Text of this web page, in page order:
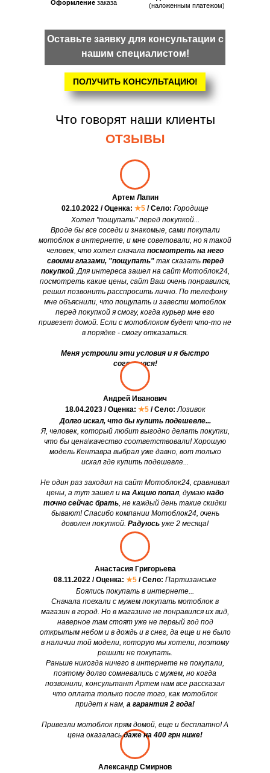
Оформление заказа
(наложенным платежом)
ПОЛУЧИТЬ КОНСУЛЬТАЦИЮ!
Оставьте заявку для консультации с
нашим специалистом!
Что говорят наши клиенты
ОТЗЫВЫ
Хотел "пощупать" перед покупкой...
Вроде бы все соседи и знакомые, сами покупали
мотоблок в интернете, и мне советовали, но я такой
человек, что хотел сначала посмотреть на него
своими глазами, "пощупать"так сказать перед
покупкой. Для интереса зашел на сайт Мотоблок24,
посмотреть какие цены, сайт Ваш очень понравился,
решил позвонить расспросить лично. По телефону
мне объяснили, что пощупать и завести мотоблок
перед покупкой я смогу, когда курьер мне его
привезет домой. Если с мотоблоком будет что-то не
в порядке - смогу отказаться.
Меня устроили эти условия и я быстро
согласился!
Артем Лапин
02.10.2022 / Оценка: ★5 / Село: Городище
Александр Смирнов
Боялись покупать в интернете...
Сначала поехали с мужем покупать мотоблок в
магазин в город. Но в магазине не понравился их вид,
наверное там стоят уже не первый год под
открытым небом и в дождь и в снег, да еще и не было
в наличии той модели, которую мы хотели, поэтому
решили не покупать.
Раньше никогда ничего в интернете не покупали,
поэтому долго сомневались с мужем, но когда
позвонили, консультант Артем нам все рассказал
что оплата только после того, как мотоблок
придет к нам, а гарантия 2 года!
Привезли мотоблок прям домой, еще и бесплатно! А
цена оказаласьдаже на 400 грн ниже!
Анастасия Григорьева
08.11.2022 / Оценка: ★5 / Село: Партизанське
Долго искал, что бы купить подешевле...
Я, человек, который любит выгодно делать покупки,
что бы цена\качество соответствовали! Хорошую
модель Кентавра выбрал уже давно, вот только
искал где купить подешевле...
Не один раз заходил на сайт Мотоблок24, сравнивал
цены, а тут зашел и на Акцию попал, думаю надо
точно сейчас брать, не каждый день такие скидки
бывают! Спасибо компании Мотоблок24, очень
доволен покупкой. Радуюсь уже 2 месяца!
Андрей Иванович
18.04.2023 / Оценка: ★5 / Село: Лозивок